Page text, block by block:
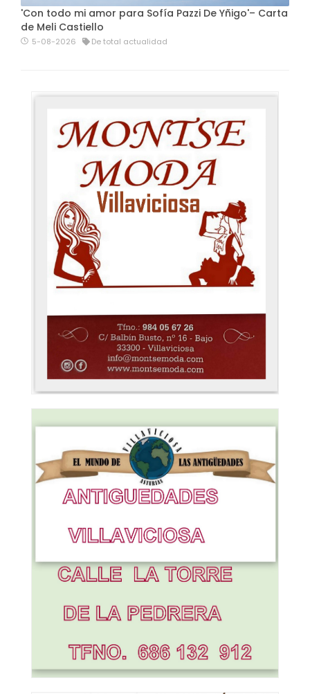
'Con todo mi amor para Sofía Pazzi De Yñigo'– Carta
de Meli Castiello
5-08-2026 De total actualidad